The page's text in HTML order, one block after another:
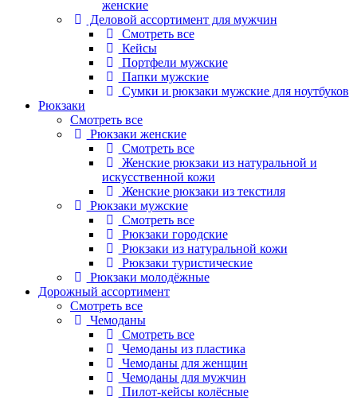
женские
Деловой ассортимент для мужчин
Смотреть все
Кейсы
Портфели мужские
Папки мужские
Сумки и рюкзаки мужские для ноутбуков
Рюкзаки
Смотреть все
Рюкзаки женские
Смотреть все
Женские рюкзаки из натуральной и
искусственной кожи
Женские рюкзаки из текстиля
Рюкзаки мужские
Смотреть все
Рюкзаки городские
Рюкзаки из натуральной кожи
Рюкзаки туристические
Рюкзаки молодёжные
Дорожный ассортимент
Смотреть все
Чемоданы
Смотреть все
Чемоданы из пластика
Чемоданы для женщин
Чемоданы для мужчин
Пилот-кейсы колёсные